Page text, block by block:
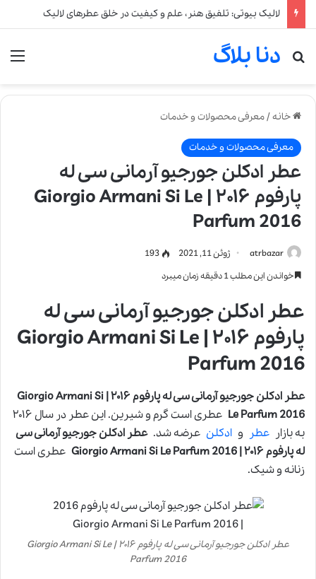
لالیک بیوتی: تلفیق هنر، علم و کیفیت در خلق عطرهای لالیک
دنا بلاگ
جستجو برای
خانه/معرفی محصولات و خدمات
معرفی محصولات و خدمات
عطر ادکلن جورجیو آرمانی سی له
پارفوم ۲۰۱۶ | Giorgio Armani Si Le
Parfum 2016
atrbazar ژوئن 11, 2021
193
خواندن این مطلب 1 دقیقه زمان میبرد
عطر ادکلن جورجیو آرمانی سی له
پارفوم ۲۰۱۶ | Giorgio Armani Si Le
Parfum 2016
عطر ادکلن جورجیو آرمانی سی له پارفوم ۲۰۱۶ | Giorgio Armani Si
Le Parfum 2016
عطری است گرم و شیرین. این عطر در سال ۲۰۱۶
به بازار عطر و ادکلن عرضه شد.عطر ادکلن جورجیو آرمانی سی
له پارفوم ۲۰۱۶ | Giorgio Armani Si Le Parfum 2016
عطری است
زنانه و شیک.
عطر ادکلن جورجیو آرمانی سی له پارفوم ۲۰۱۶ | Giorgio Armani Si Le
Parfum 2016